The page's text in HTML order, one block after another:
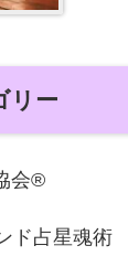
リー
会®
ド占星魂術